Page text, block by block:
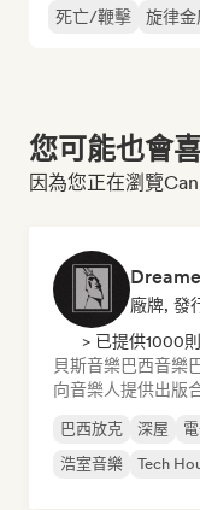
死亡/鞭擊 旋律金
您可能也會
因為您正在瀏覽
廠牌, 發
> 已提供1000
貝斯音樂巴西音樂
向音樂人提供出版
巴西放克 深屋
浩室音樂
Tech